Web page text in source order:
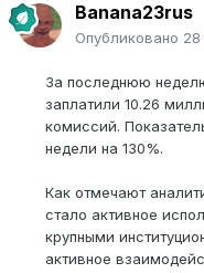
Banana23rus
Опубликовано
За последнюю
заплатили 10.26
комиссий.
недели на 130%.
Как отмечают
стало активное
крупными
активное